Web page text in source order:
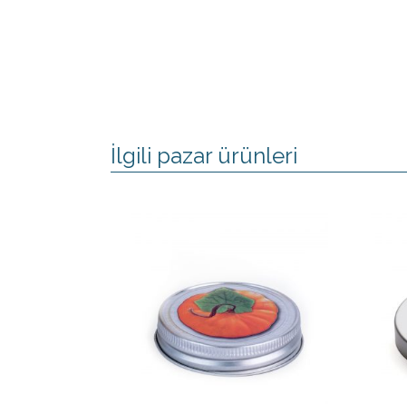
İlgili pazar ürünleri